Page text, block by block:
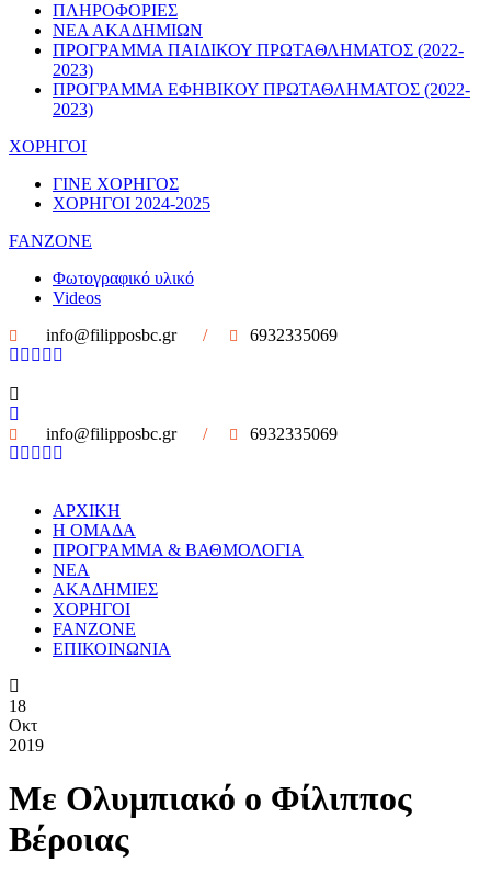
ΠΛΗΡΟΦΟΡΙΕΣ
ΝΕΑ ΑΚΑΔΗΜΙΩΝ
ΠΡΟΓΡΑΜΜΑ ΠΑΙΔΙΚΟΥ ΠΡΩΤΑΘΛΗΜΑΤΟΣ (2022-
2023)
ΠΡΟΓΡΑΜΜΑ ΕΦΗΒΙΚΟΥ ΠΡΩΤΑΘΛΗΜΑΤΟΣ (2022-
2023)
ΧΟΡΗΓΟΙ
ΓΙΝΕ ΧΟΡΗΓΟΣ
ΧΟΡΗΓΟΙ 2024-2025
FANZONE
Φωτογραφικό υλικό
Videos
info@filipposbc.gr
/ 6932335069
info@filipposbc.gr / 6932335069
ΑΡΧΙΚΗ
Η ΟΜΑΔΑ
ΠΡΟΓΡΑΜΜΑ & ΒΑΘΜΟΛΟΓΙΑ
ΝΕΑ
ΑΚΑΔΗΜΙΕΣ
ΧΟΡΗΓΟΙ
FANZONE
ΕΠΙΚΟΙΝΩΝΙΑ
18
Οκτ
2019
Με Ολυμπιακό ο Φίλιππος
Βέροιας